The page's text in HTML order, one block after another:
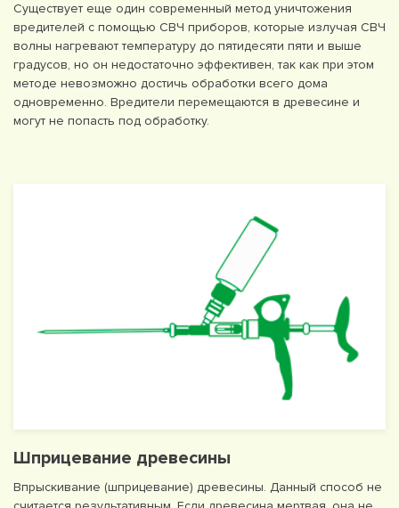
Существует еще один современный метод уничтожения
вредителей с помощью СВЧ приборов, которые излучая СВЧ
волны нагревают температуру до пятидесяти пяти и выше
градусов, но он недостаточно эффективен, так как при этом
методе невозможно достичь обработки всего дома
одновременно. Вредители перемещаются в древесине и
могут не попасть под обработку.
Шприцевание древесины
Впрыскивание (шприцевание) древесины. Данный способ не